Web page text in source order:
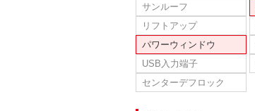
サンルーフ
リフトアップ
パワーウィンドウ
USB入力端子
センターデフロック